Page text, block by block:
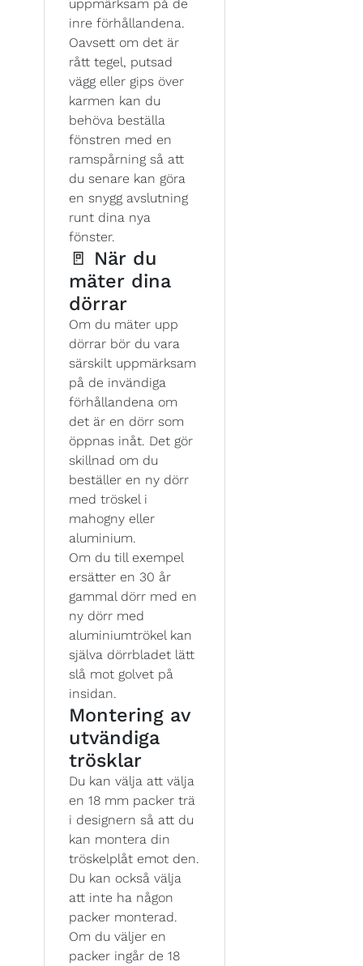
uppmärksam på de
inre förhållandena.
Oavsett om det är
rått tegel, putsad
vägg eller gips över
karmen kan du
behöva beställa
fönstren med en
ramspårning så att
du senare kan göra
en snygg avslutning
runt dina nya
fönster.
🚪 När du
mäter dina
dörrar
Om du mäter upp
dörrar bör du vara
särskilt uppmärksam
på de invändiga
förhållandena om
det är en dörr som
öppnas inåt. Det gör
skillnad om du
beställer en ny dörr
med tröskel i
mahogny eller
aluminium.
Om du till exempel
ersätter en 30 år
gammal dörr med en
ny dörr med
aluminiumtrökel kan
själva dörrbladet lätt
slå mot golvet på
insidan.
Montering av
utvändiga
trösklar
Du kan välja att välja
en 18 mm packer trä
i designern så att du
kan montera din
tröskelplåt emot den.
Du kan också välja
att inte ha någon
packer monterad.
Om du väljer en
packer ingår de 18